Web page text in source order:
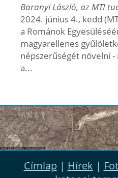
Baranyi László, az MTI
2024. június 4., kedd
a Románok
magyarellenes
népszerűségét növelni
a...
Címlap | Hírek |